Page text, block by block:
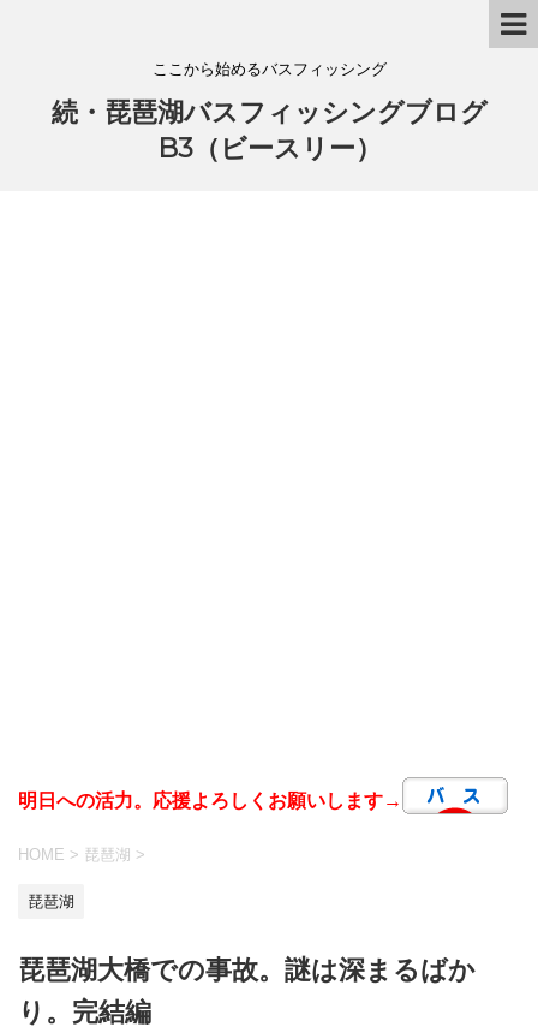
ここから始めるバスフィッシング
続・琵琶湖バスフィッシングブログ
B3（ビースリー）
明日への活力。応援よろしくお願いします→
HOME > 琵琶湖 >
琵琶湖
琵琶湖大橋での事故。謎は深まるばか
り。完結編